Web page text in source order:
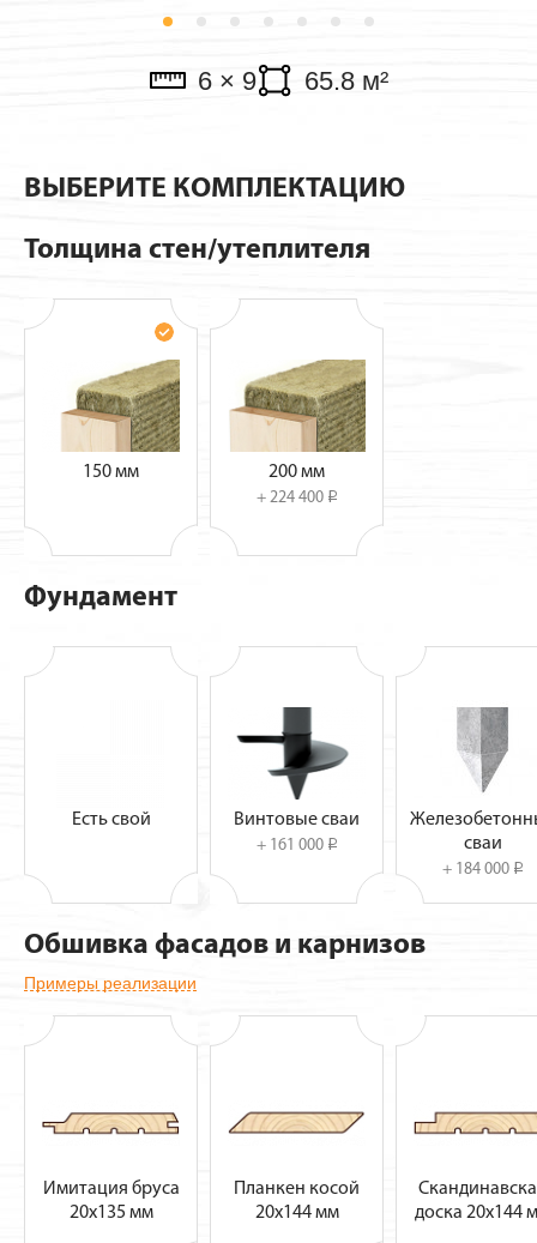
6 × 9 65.8 м²
ВЫБЕРИТЕ КОМПЛЕКТАЦИЮ
Толщина стен/утеплителя
150 мм 200 мм
+ 224 400 i
Фундамент
Есть свой Винтовые сваи
+ 161 000 i
сваи
+ 184 000 i
Обшивка фасадов и карнизов
Примеры реализации
Имитация бруса
20х135 мм
Планкен косой
20х144 мм
доска 20х144